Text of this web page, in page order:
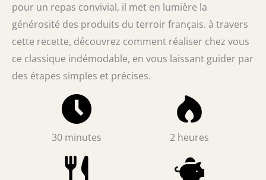
pour un repas convivial, il met en lumière la
générosité des produits du terroir français. à travers
cette recette, découvrez comment réaliser chez vous
ce classique indémodable, en vous laissant guider par
des étapes simples et précises.
30 minutes 2 heures